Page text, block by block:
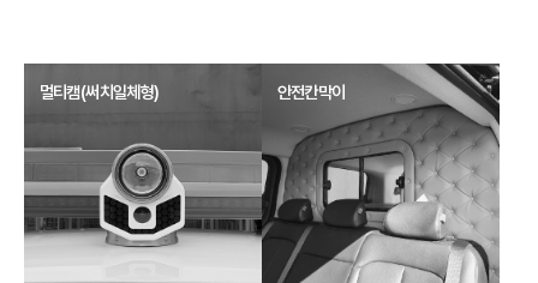
멀티캠(써치일체형) 안전칸막이